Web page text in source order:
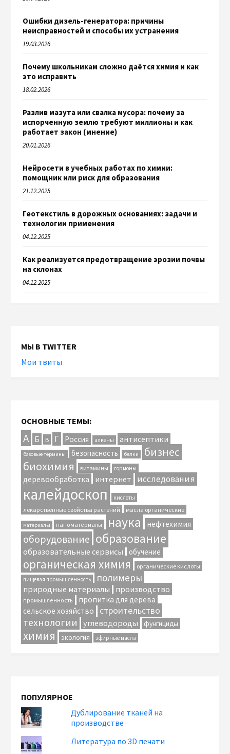
Ошибки дизель-генератора: причины
неисправностей и способы их устранения
19.03.2026
Почему школьникам сложно даётся химия и как
это исправить
18.02.2026
Разлив мазута или свалка мусора: почему за
испорченную землю требуют миллионы и как
работает закон (мнение)
20.01.2026
Нейросети в учебных работах по химии:
помощник или риск для образования
21.12.2025
Геотекстиль в дорожных основаниях: задачи и
технологии применения
04.12.2025
Как реализуется предотвращение эрозии почвы
на склонах
04.12.2025
МЫ В TWITTER
Мои твиты
ОСНОВНЫЕ ТЕМЫ:
А Б В Г Россия алкены антисептики
базовые термины безопасность белки бизнес
биохимия витамины гормоны
деревообработка интернет исследования
калейдоскоп кислоты
лекарственные свойства растений масла органические
материалы наноматериалы наука нефтехимия
оборудование образование
образовательные сервисы обучение
органическая химия органические кислоты
пищевая промышленность полимеры
природные материалы производство
промышленность
пропитка для дерева
сельское хозяйство
строительство
технологии углеводороды фунгициды
химия экология эфирные масла
ПОПУЛЯРНОЕ
Дублирование тканей на
производстве
Литература по 3D печати